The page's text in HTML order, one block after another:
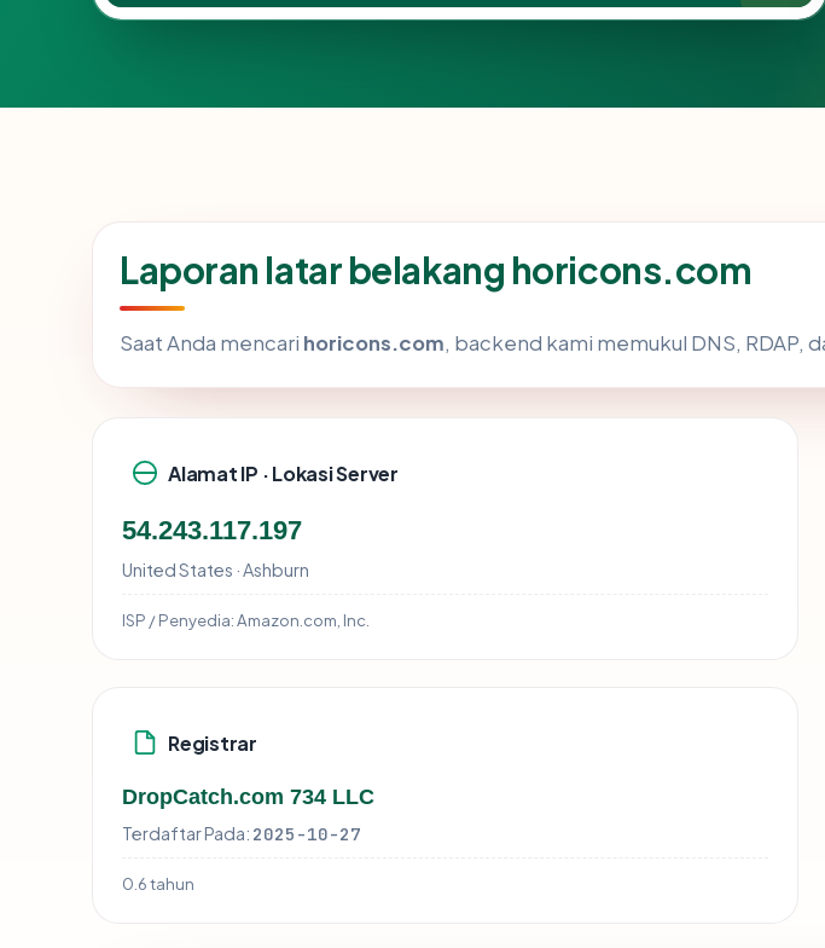
Laporan latar belakang horicons.com
Saat Anda mencari horicons.com, backend kami memukul DNS, RDAP,
Alamat IP · Lokasi Server
54.243.117.197
United States · Ashburn
ISP / Penyedia:Amazon.com, Inc.
Registrar
DropCatch.com 734 LLC
Terdaftar Pada: 2025-10-27
0.6 tahun